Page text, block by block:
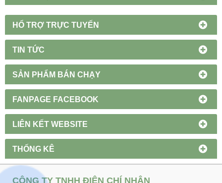
HỔ TRỢ TRỰC TUYẾN
TIN TỨC
SẢN PHẨM BÁN CHẠY
FANPAGE FACEBOOK
LIÊN KẾT WEBSITE
THỐNG KÊ
CÔNG TY TNHH ĐIỆN CHÍ NHÂN